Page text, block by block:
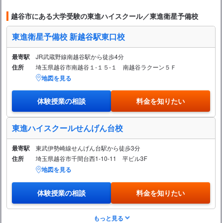
越谷市にある大学受験の東進ハイスクール／東進衛星予備校
東進衛星予備校 新越谷駅東口校
最寄駅 JR武蔵野線南越谷駅から徒歩4分
住所 埼玉県越谷市南越谷１-１５-１ 南越谷ラクーン５Ｆ
地図を見る
体験授業の相談 料金を知りたい
東進ハイスクールせんげん台校
最寄駅 東武伊勢崎線せんげん台駅から徒歩3分
住所 埼玉県越谷市千間台西1-10-11 平ビル3F
地図を見る
体験授業の相談 料金を知りたい
もっと見る